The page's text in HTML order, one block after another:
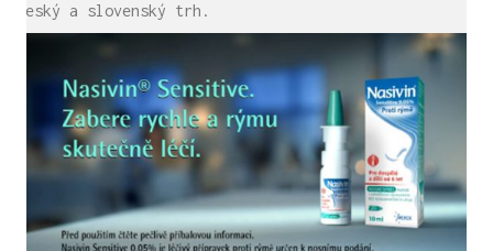
český a slovenský trh.